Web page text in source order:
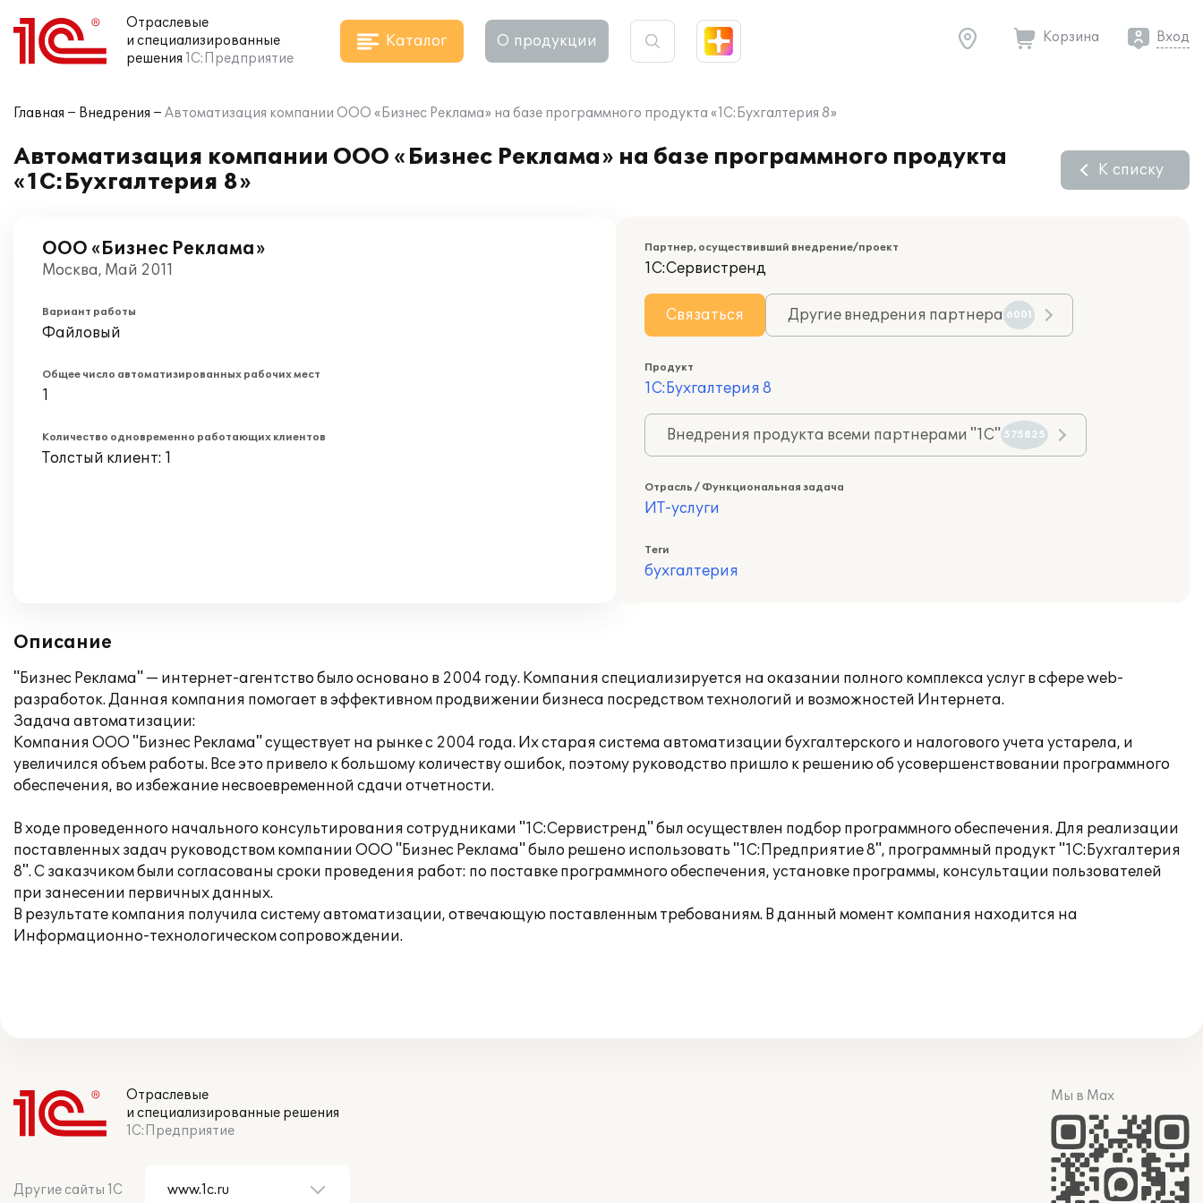
Отраслевые
и специализированные
решения 1С:Предприятие
Каталог О продукции Корзина Вход
Главная Внедрения Автоматизация компании ООО «Бизнес Реклама» на базе программного продукта «1С:Бухгалтерия 8»
Автоматизация компании ООО «Бизнес Реклама» на базе программного продукта
«1С:Бухгалтерия 8»
К списку
ООО «Бизнес Реклама»
Москва, Май 2011
Вариант работы
Файловый
Общее число автоматизированных рабочих мест
1
Количество одновременно работающих клиентов
Толстый клиент: 1
Партнер, осуществивший внедрение/проект
1С:Сервистренд
Связаться Другие внедрения партнера 6001
Продукт
1С:Бухгалтерия 8
Внедрения продукта всеми партнерами "1С" 575825
Отрасль / Функциональная задача
ИТ-услуги
Теги
бухгалтерия
Описание
"Бизнес Реклама" — интернет-агентство было основано в 2004 году. Компания специализируется на оказании полного комплекса услуг в сфере web-
разработок. Данная компания помогает в эффективном продвижении бизнеса посредством технологий и возможностей Интернета.
Задача автоматизации:
Компания ООО "Бизнес Реклама" существует на рынке с 2004 года. Их старая система автоматизации бухгалтерского и налогового учета устарела, и
увеличился объем работы. Все это привело к большому количеству ошибок, поэтому руководство пришло к решению об усовершенствовании программного
обеспечения, во избежание несвоевременной сдачи отчетности.
В ходе проведенного начального консультирования сотрудниками "1С:Сервистренд" был осуществлен подбор программного обеспечения. Для реализации
поставленных задач руководством компании ООО "Бизнес Реклама" было решено использовать "1С:Предприятие 8", программный продукт "1С:Бухгалтерия
8". С заказчиком были согласованы сроки проведения работ: по поставке программного обеспечения, установке программы, консультации пользователей
при занесении первичных данных.
В результате компания получила систему автоматизации, отвечающую поставленным требованиям. В данный момент компания находится на
Информационно-технологическом сопровождении.
Отраслевые
и специализированные решения
1С:Предприятие
Другие сайты 1С
Мы в Max